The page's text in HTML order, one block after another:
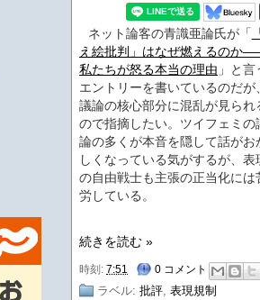
ネット論客の青識亜論氏が「
え絵批判」はなぜ燃えるのか
私たちが怒る本当の理由 」と言
エントリーを書いているのだが
議論の核心部分に混乱が見られ
ので指摘したい。ツイフェミの
論の多くが本音を隠して話がお
しくなっている気がするが、表
の自由戦士も主張の正当化には
労している。
続きを読む »
時刻: 7:51 0 コメント
ラベル: 批評, 表現規制